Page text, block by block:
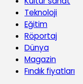
Teknoloji
Eğitim
Röportaj
Dünya
Magazin
Fındık fiyatları